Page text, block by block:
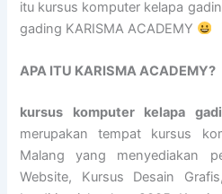
itu kursus komputer kelapa
gading KARISMA ACADEMY
APA ITU KARISMA ACADEMY?
kursus komputer kelapa
merupakan tempat kursus
Malang yang menyediakan
Website, Kursus Desain